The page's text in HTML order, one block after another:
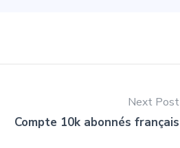
Next Post
Compte 10k abonnés français